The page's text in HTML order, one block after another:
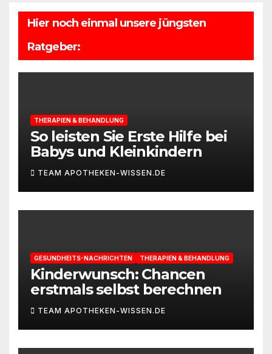
Hier noch einmal unsere jüngsten
Ratgeber:
THERAPIEN & BEHANDLUNG
So leisten Sie Erste Hilfe bei
Babys und Kleinkindern
TEAM APOTHEKEN-WISSEN.DE
GESUNDHEITS-NACHRICHTEN THERAPIEN & BEHANDLUNG
Kinderwunsch: Chancen
erstmals selbst berechnen
TEAM APOTHEKEN-WISSEN.DE